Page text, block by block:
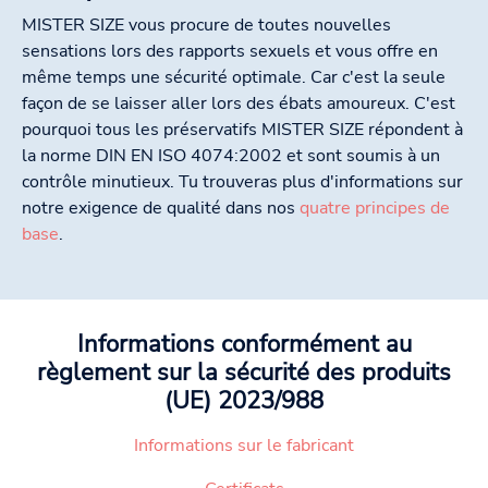
MISTER SIZE vous procure de toutes nouvelles
sensations lors des rapports sexuels et vous offre en
même temps une sécurité optimale. Car c'est la seule
façon de se laisser aller lors des ébats amoureux. C'est
pourquoi tous les préservatifs MISTER SIZE répondent à
la norme DIN EN ISO 4074:2002 et sont soumis à un
contrôle minutieux. Tu trouveras plus d'informations sur
notre exigence de qualité dans nos quatre principes de
base.
Informations conformément au
règlement sur la sécurité des produits
(UE) 2023/988
Informations sur le fabricant